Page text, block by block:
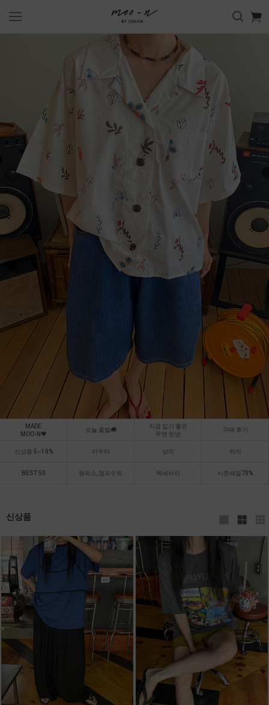
MADE
MOO-N🖤
오늘 출발🚚
지금 입기 좋은
무엔 린넨
구매 후기
신상품 5~10% 아우터 상의 하의
BEST 50 원피스,점프수트 액세서리 시즌세일70%
신상품